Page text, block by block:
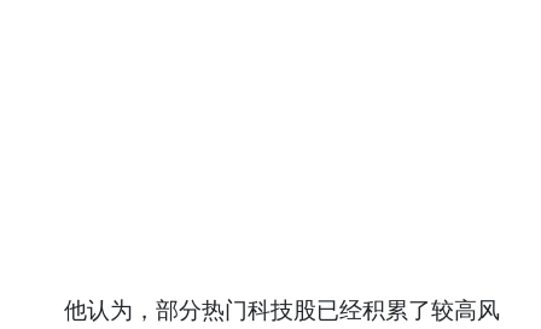
他认为，部分热门科技股已经积累了较高风